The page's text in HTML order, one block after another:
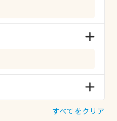
すべてをクリア